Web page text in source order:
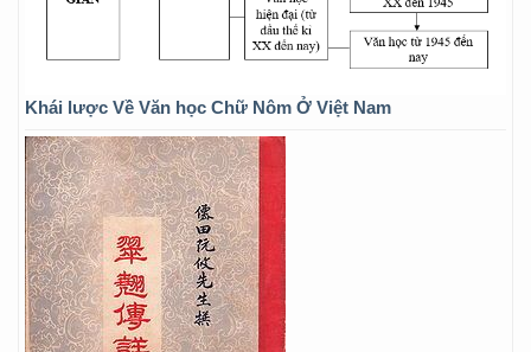
Khái lược Về Văn học Chữ Nôm Ở Việt Nam